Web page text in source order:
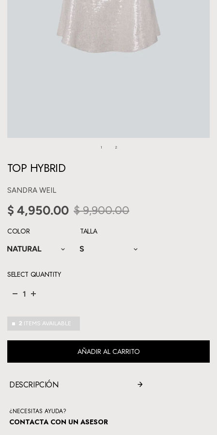
1 2
TOP HYBRID
SANDRA WEIL
$ 4,950.00 $ 9,900.00
COLOR
NATURAL
TALLA
S
SELECT QUANTITY
2 ITEMS AVAILABLE
AÑADIR AL CARRITO
DESCRIPCIÓN
¿NECESITAS AYUDA?
CONTACTA CON UN ASESOR